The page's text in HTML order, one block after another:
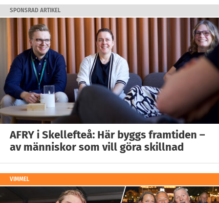
SPONSRAD ARTIKEL
AFRY i Skellefteå: Här byggs framtiden –
av människor som vill göra skillnad
VIMMEL